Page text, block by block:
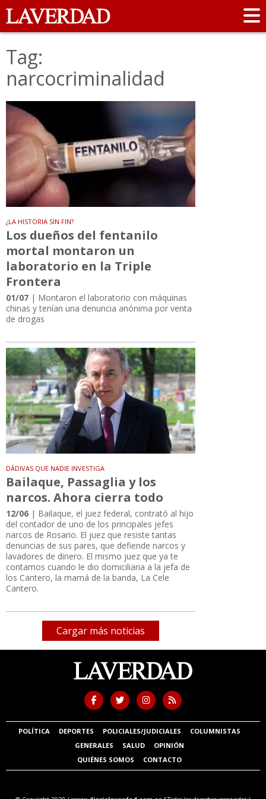
Tag:
narcocriminalidad
¿LA HISTORIA SIN FIN?
Los dueños del fentanilo
mortal montaron un
laboratorio en la Triple
Frontera
01/07 | Montaron el laboratorio con máquinas
chinas y tenían una denuncia anónima por venta
de drogas
DÁDIVAS QUE NADIE INVESTIGA
Bailaque, Passaglia y los
narcos. Ahora cierra todo
12/06 | Bailaque, el juez federal, contrató al hijo
del contador de uno de los principales jefes
narcos de Rosario. El juez que resiste tantas
denuncias de sus pares, que defiende narcos y
lavadores de dinero. El mismo juez que ya te
contamos cuando le dio domiciliaria a la jefa de
los Cantero, la mamá de la banda, La Cele
Cantero.
Cargar más noticias
POLÍTICA DEPORTES POLICIALES/JUDICIALES
COLUMNISTAS
GENERALES
SALUD
OPINIÓN
QUIÉNES SOMOS
CONTACTO